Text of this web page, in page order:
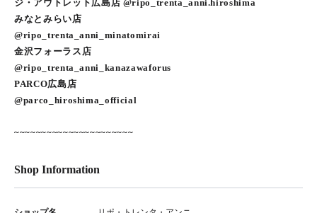
ジ・アウトレット広島店 @ripo_trenta_anni.hiroshima
みなとみらい店
@ripo_trenta_anni_minatomirai
金沢フォーラス店
@ripo_trenta_anni_kanazawaforus
PARCO広島店
@parco_hiroshima_official
~~~~~~~~~~~~~~~~~~~~~~
Shop Information